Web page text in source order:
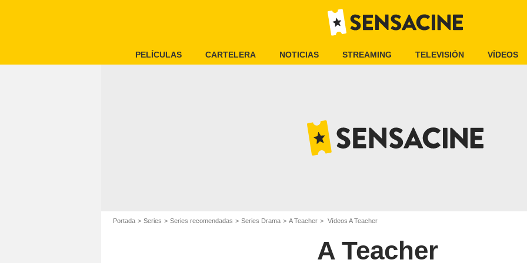
PELÍCULAS CARTELERA NOTICIAS STREAMING TELEVISIÓN VÍDEOS
Portada Series Series recomendadas Series Drama A Teacher Vídeos A Teacher
A Teacher